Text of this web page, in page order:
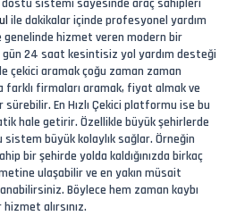
dostu sistemi sayesinde araç sahipleri
ile dakikalar içinde profesyonel yardım
genelinde hizmet veren modern bir
24 saat kesintisiz yol yardım desteği
çekici aramak çoğu zaman zaman
farklı firmaları aramak, fiyat almak ve
En Hızlı Çekici platformu ise bu
hale getirir. Özellikle büyük şehirlerde
büyük kolaylık sağlar. Örneğin
bir şehirde yolda kaldığınızda birkaç
ulaşabilir ve en yakın müsait
Böylece hem zaman kaybı
alırsınız.